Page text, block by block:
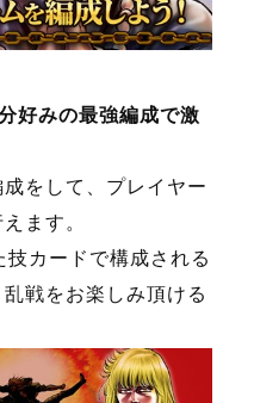
好みの最強編成で激
をして、プレイヤー
ます。
技カードで構成される
戦をお楽しみ頂ける